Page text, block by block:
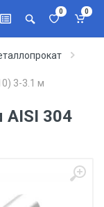
0 0
3-3.1 м
304